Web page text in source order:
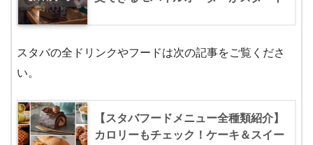
スタバの全ドリンクやフードは次の記事をご覧くださ
い。
【スタバフードメニュー全種類紹介】
カロリーもチェック！ケーキ＆スイー